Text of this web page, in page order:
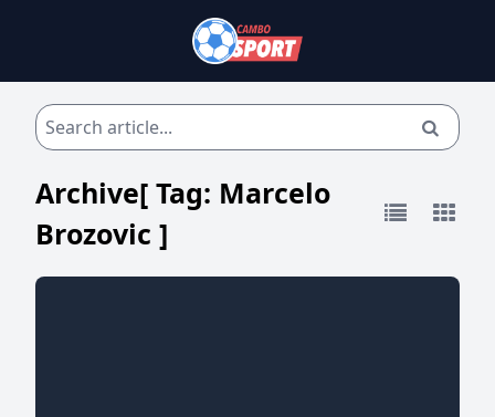
Archive[ Tag: Marcelo
Brozovic ]